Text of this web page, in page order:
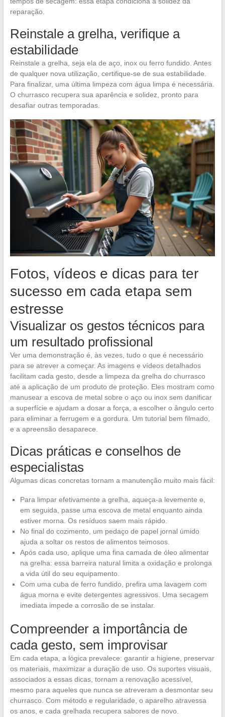
reparação.
Reinstale a grelha, verifique a
estabilidade
Reinstale a grelha, seja ela de aço, inox ou ferro fundido. Antes
de qualquer nova utilização, certifique-se de sua estabilidade.
Para finalizar, uma última limpeza com água limpa é necessária.
O churrasco recupera sua aparência e solidez, pronto para
desafiar outras temporadas.
Fotos, vídeos e dicas para ter
sucesso em cada etapa sem
estresse
Visualizar os gestos técnicos para
um resultado profissional
Ver uma demonstração é, às vezes, tudo o que é necessário
para se atrever a começar. As imagens e vídeos detalhados
facilitam cada gesto, desde a limpeza da grelha do churrasco
até a aplicação de um produto de proteção. Eles mostram como
manusear a escova de metal sobre o aço ou inox sem danificar
a superfície e ajudam a dosar a força, a escolher o ângulo certo
para eliminar a ferrugem e a gordura. Um tutorial bem filmado,
e a apreensão desaparece.
Dicas práticas e conselhos de
especialistas
Algumas dicas concretas tornam a manutenção muito mais fácil:
Para limpar efetivamente a grelha, aqueça-a levemente e,
em seguida, passe uma escova de metal enquanto ainda
estiver morna. Os resíduos saem mais rápido.
No final do cozimento, um pedaço de papel jornal úmido
ajuda a soltar os restos de alimentos teimosos.
Após cada uso, aplique uma fina camada de óleo alimentar
na grelha: essa barreira natural limita a oxidação e prolonga
a vida útil do seu equipamento.
Com uma cuba de ferro fundido, prefira uma lavagem com
água morna e evite detergentes agressivos. Uma secagem
imediata impede a corrosão de se instalar.
Compreender a importância de
cada gesto, sem improvisar
Em cada etapa, a lógica prevalece: garantir a higiene, preservar
os materiais, maximizar a duração de uso. Os suportes visuais,
associados a essas dicas, tornam a renovação acessível,
mesmo para aqueles que nunca se atreveram a desmontar seu
churrasco. Com método e regularidade, o aparelho atravessa
os anos, e cada grelhada recupera sabores de novo.